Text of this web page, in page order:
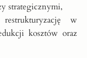
strategicznymi,
w
kosztów oraz